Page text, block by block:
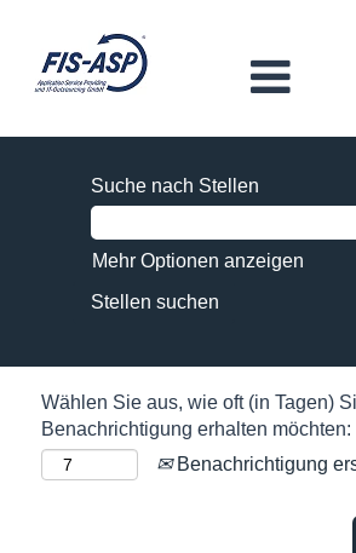
Suche nach Stellen
Mehr Optionen anzeigen
Wählen Sie aus, wie oft (in Tagen)
Benachrichtigung erhalten möchten:
Benachrichtigung